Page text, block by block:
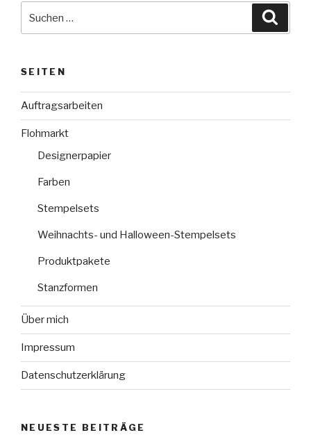
nach:
SEITEN
Auftragsarbeiten
Flohmarkt
Designerpapier
Farben
Stempelsets
Weihnachts- und Halloween-Stempelsets
Produktpakete
Stanzformen
Über mich
Impressum
Datenschutzerklärung
NEUESTE BEITRÄGE